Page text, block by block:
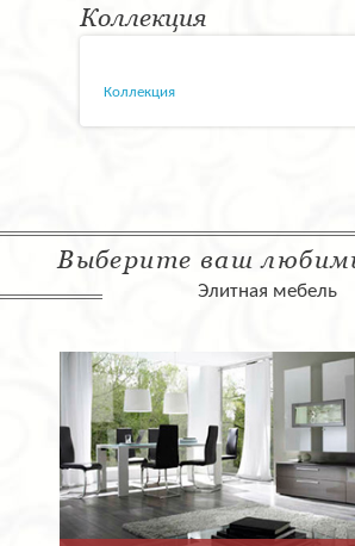
Коллекция
Коллекция
Выберите ваш
Элитная мебель